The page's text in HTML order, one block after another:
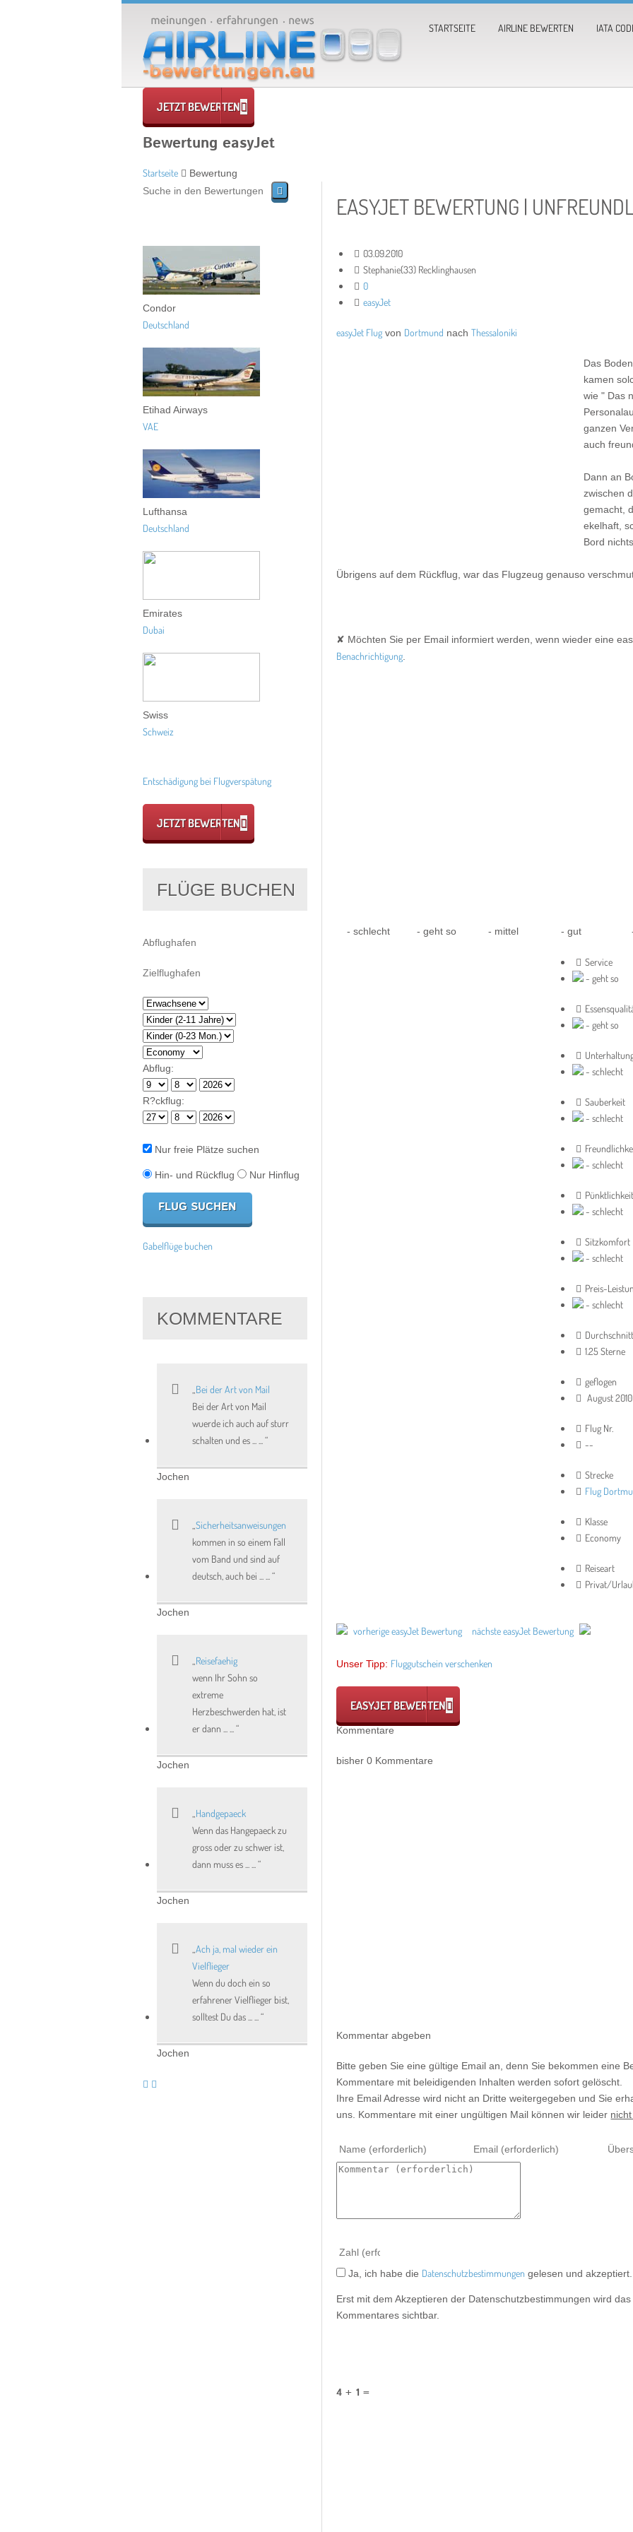
STARTSEITE AIRLINE BEWERTEN IATA
JETZT BEWERTEN
Bewertung easyJet
Startseite Bewertung
EASYJET BEWERTUNG |
03.09.2010
Stephanie(33) Recklinghausen
0
easyJet
easyJet Flug von Dortmund nachThessaloniki
Das
kamen
wie " Das
ganzen
auch
Dann an
zwischen
gemacht,
ekelhaft,
Bord
Übrigens auf dem Rückflug, war das Flugzeug genauso
✘ Möchten Sie per Email informiert werden, wenn wieder eine
Benachrichtigung
- schlecht - geht so - mittel - gut
Service
- geht so
- geht so
- schlecht
Sauberkeit
- schlecht
- schlecht
Pünktlichkeit
- schlecht
Sitzkomfort
- schlecht
Preis-
- schlecht
Durchschnitt
1.25 Sterne
geflogen
August 2010
Flug Nr.
--
Strecke
Flug
Klasse
Economy
Reiseart
Privat/
vorherige easyJet Bewertung nächste easyJet Bewertung
Unser Tipp: Fluggutschein verschenken
EASYJET BEWERTEN
Kommentare
bisher 0 Kommentare
Kommentar abgeben
Bitte geben Sie eine gültige Email an, denn Sie bekommen eine
Kommentare mit beleidigenden Inhalten werden sofort gelöscht.
Ihre Email Adresse wird nicht an Dritte weitergegeben und Sie
uns. Kommentare mit einer ungültigen Mail können wir leider
4 + 1 =
Ja, ich habe die Datenschutzbestimmungen gelesen und akzeptiert.
Erst mit dem Akzeptieren der Datenschutzbestimmungen wird
Kommentares sichtbar.
Condor
Deutschland
Etihad Airways
VAE
Lufthansa
Deutschland
Emirates
Dubai
Swiss
Schweiz
Entschädigung bei Flugverspätung
JETZT BEWERTEN
FLÜGE BUCHEN
Abflug:
R?ckflug:
Nur freie Plätze suchen
Hin- und Rückflug Nur Hinflug
Gabelflüge buchen
KOMMENTARE
Bei der Art von Mail
Bei der Art von Mail
wuerde ich auch auf sturr
schalten und es ... ...
Jochen
Sicherheitsanweisungen
kommen in so einem Fall
vom Band und sind auf
deutsch, auch bei ... ...
Jochen
Reisefaehig
wenn Ihr Sohn so
extreme
Herzbeschwerden hat, ist
er dann ... ...
Jochen
Handgepaeck
Wenn das Hangepaeck zu
gross oder zu schwer ist,
dann muss es ... ...
Jochen
Ach ja, mal wieder ein
Vielflieger
Wenn du doch ein so
erfahrener Vielflieger bist,
solltest Du das ... ...
Jochen